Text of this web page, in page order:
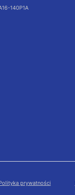
140P1A
prywatności